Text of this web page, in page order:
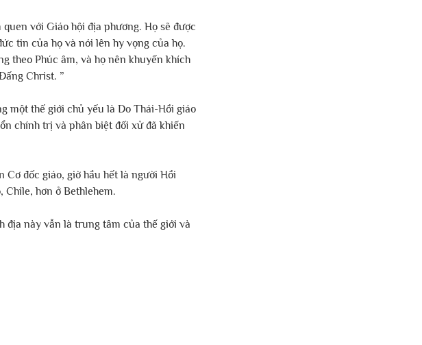
với Giáo hội địa phương. Họ sẽ được
tin của họ và nói lên hy vọng của họ.
theo Phúc âm, và họ nên khuyến khích
Christ. ”
một thế giới chủ yếu là Do Thái-Hồi giáo
chính trị và phân biệt đối xử đã khiến
đốc giáo, giờ hầu hết là người Hồi
Chile, hơn ở Bethlehem.
địa này vẫn là trung tâm của thế giới và